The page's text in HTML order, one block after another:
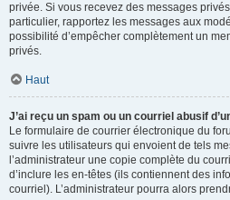
privée. Si vous recevez des messages
particulier, rapportez les messages aux
possibilité d’empêcher complètement un
privés.
Haut
J’ai reçu un spam ou un courriel abusif
Le formulaire de courrier électronique du
suivre les utilisateurs qui envoient de tels
l’administrateur une copie complète du
d’inclure les en-têtes (ils contiennent des
courriel). L’administrateur pourra alors